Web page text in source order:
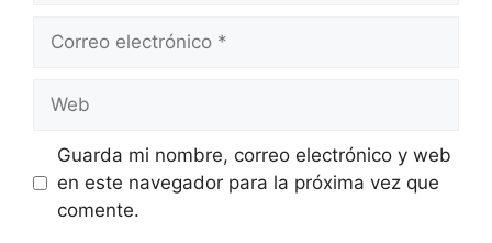
electrónico
Guarda mi nombre, correo electrónico y web
en este navegador para la próxima vez que
comente.